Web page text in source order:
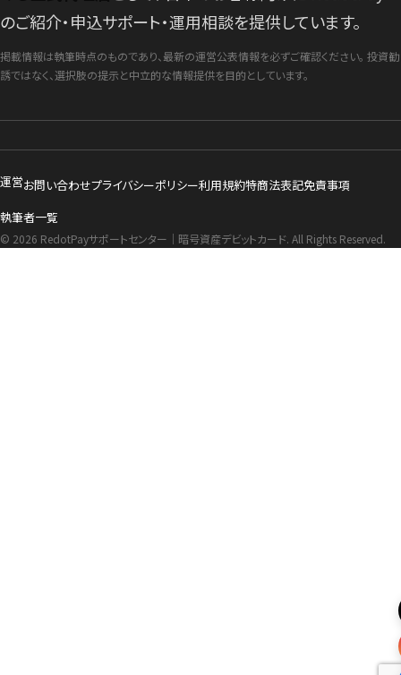
のご紹介・申込サポート・運用相談を提供しています。
掲載情報は執筆時点のものであり、最新の運営公表情報を必ずご確認ください。 投資勧
誘ではなく、選択肢の提示と中立的な情報提供を目的としています。
運営お問い合わせプライバシーポリシー利用規約特商法表記免責事項
執筆者一覧
© 2026 RedotPayサポートセンター｜暗号資産デビットカード. All Rights Reserved.